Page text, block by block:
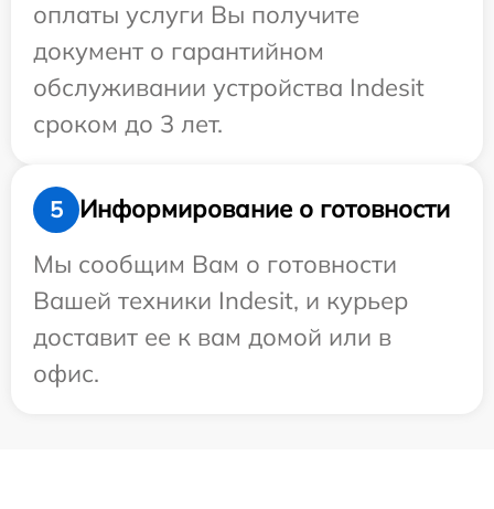
оплаты услуги Вы получите
документ о гарантийном
обслуживании устройства Indesit
сроком до 3 лет.
5
Информирование о готовности
Мы сообщим Вам о готовности
Вашей техники Indesit, и курьер
доставит ее к вам домой или в
офис.